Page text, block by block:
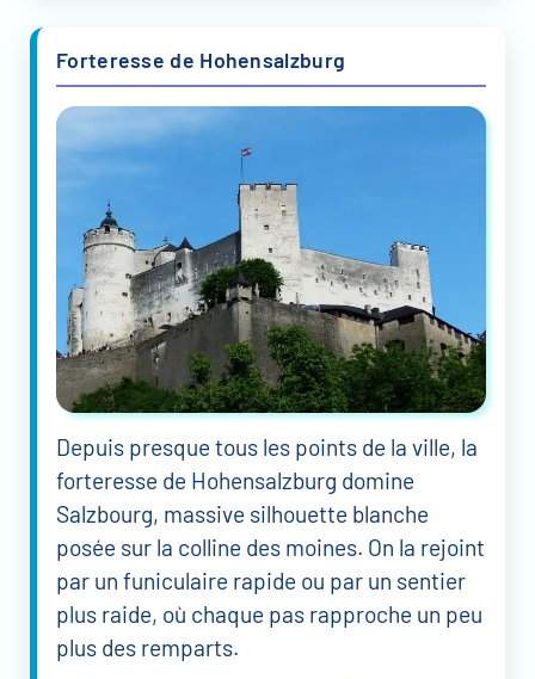
Forteresse de Hohensalzburg
Depuis presque tous les points de la ville, la
forteresse de Hohensalzburg domine
Salzbourg, massive silhouette blanche
posée sur la colline des moines. On la rejoint
par un funiculaire rapide ou par un sentier
plus raide, où chaque pas rapproche un peu
plus des remparts.